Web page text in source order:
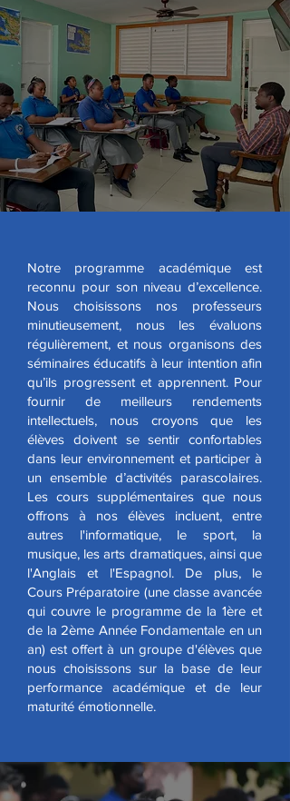
Notre programme académique est
reconnu pour son niveau d’excellence.
Nous choisissons nos professeurs
minutieusement, nous les évaluons
régulièrement, et nous organisons des
séminaires éducatifs à leur intention afin
qu’ils progressent et apprennent. Pour
fournir de meilleurs rendements
intellectuels, nous croyons que les
élèves doivent se sentir confortables
dans leur environnement et participer à
un ensemble d’activités parascolaires.
Les cours supplémentaires que nous
offrons à nos élèves incluent, entre
autres l'informatique, le sport, la
musique, les arts dramatiques, ainsi que
l'Anglais et l'Espagnol. De plus, le
Cours Préparatoire (une classe avancée
qui couvre le programme de la 1ère et
de la 2ème Année Fondamentale en un
an) est offert à un groupe d'élèves que
nous choisissons sur la base de leur
performance académique et de leur
maturité émotionnelle.